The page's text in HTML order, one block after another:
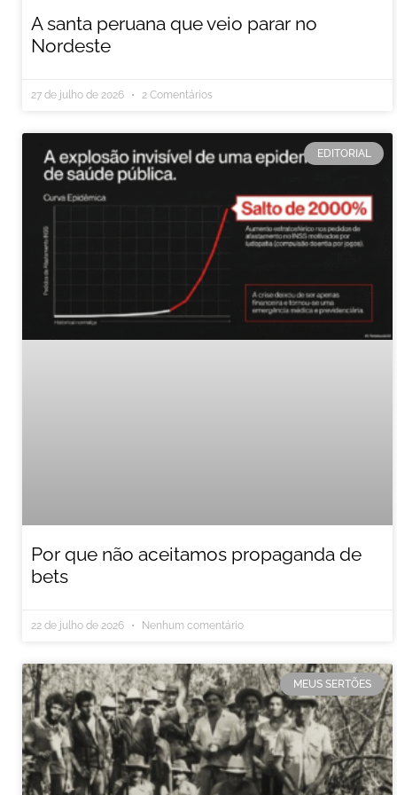
A santa peruana que veio parar no
Nordeste
27 de julho de 2026 2 Comentários
EDITORIAL
Por que não aceitamos propaganda de
bets
22 de julho de 2026 Nenhum comentário
MEUS SERTÕES